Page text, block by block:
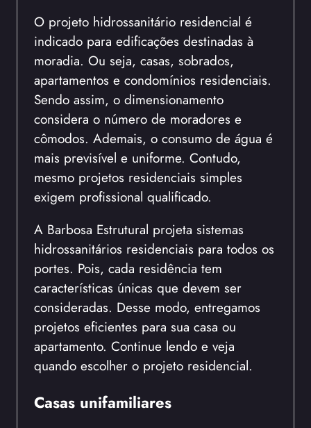
O projeto hidrossanitário residencial é
indicado para edificações destinadas à
moradia. Ou seja, casas, sobrados,
apartamentos e condomínios residenciais.
Sendo assim, o dimensionamento
considera o número de moradores e
cômodos. Ademais, o consumo de água é
mais previsível e uniforme. Contudo,
mesmo projetos residenciais simples
exigem profissional qualificado.
A Barbosa Estrutural projeta sistemas
hidrossanitários residenciais para todos os
portes. Pois, cada residência tem
características únicas que devem ser
consideradas. Desse modo, entregamos
projetos eficientes para sua casa ou
apartamento. Continue lendo e veja
quando escolher o projeto residencial.
Casas unifamiliares